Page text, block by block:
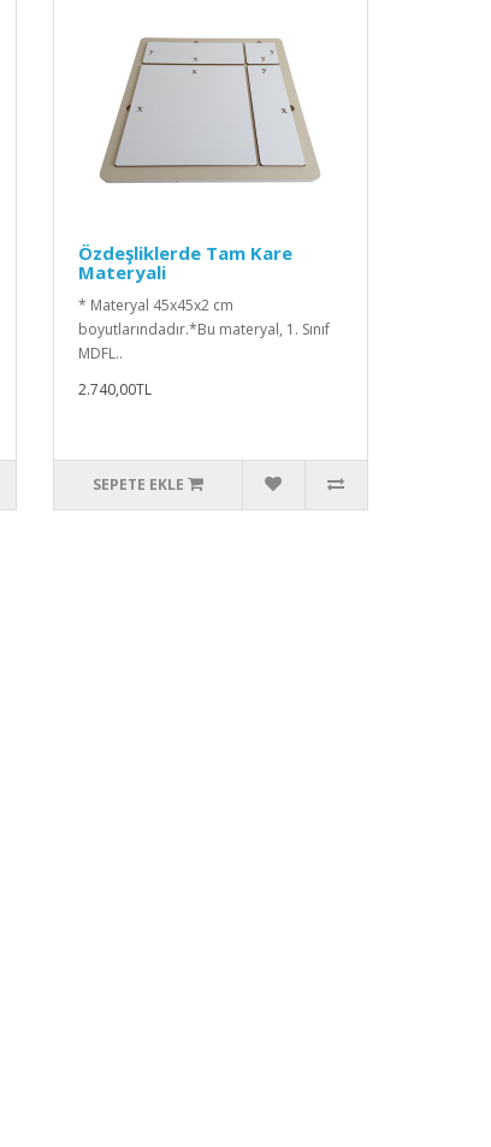
Özdeşliklerde Tam Kare
Materyali
* Materyal 45x45x2 cm
boyutlarındadır.*Bu materyal, 1. Sınıf
MDFL..
2.740,00TL
SEPETE EKLE